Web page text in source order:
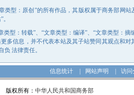
类型：原创”的所有作品，其版权属于商务部网
类型：转载”、“文章类型：编译”、“文章类型：
多信息，并不代表本站及其子站赞同其观点和
负 法律责任。
信息统计 网站声明 访问
版权所有： 中华人民共和国商务部